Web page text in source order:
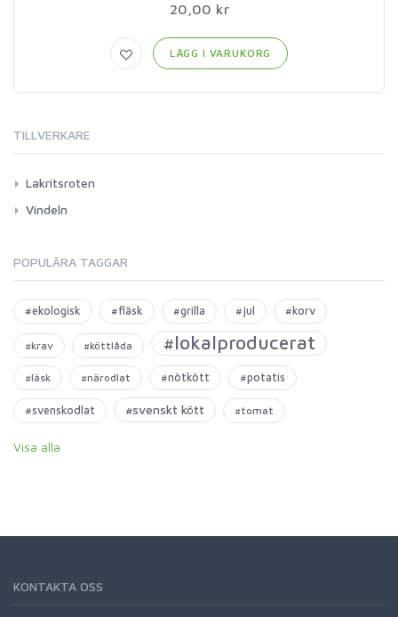
20,00 kr
LÄGG I VARUKORG
TILLVERKARE
Lakritsroten
Vindeln
POPULÄRA TAGGAR
#ekologisk #fläsk #grilla #jul #korv
#krav #köttlåda #lokalproducerat
#läsk #närodlat #nötkött #potatis
#svenskodlat #svenskt kött #tomat
Visa alla
KONTAKTA OSS